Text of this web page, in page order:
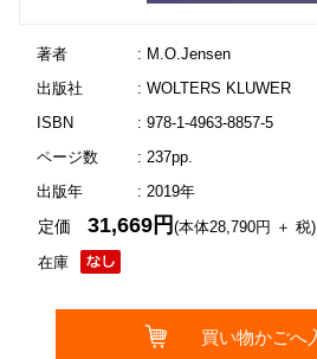
著者
: M.O.Jensen
出版社
: WOLTERS KLUWER
ISBN
: 978-1-4963-8857-5
ページ数
: 237pp.
出版年
: 2019年
在庫
定価31,669円(本体28,790円 ＋ 税)